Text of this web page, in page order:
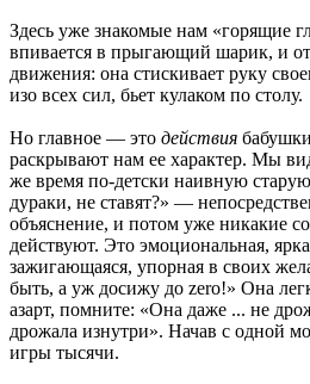
Здесь уже знакомые нам «горящие
впивается в прыгающий шарик, и
движения: она стискивает руку
изо всех сил, бьет кулаком по столу.
Но главное — это действия
раскрывают нам ее характер. Мы
же время по-детски наивную
дураки, не ставят?» —
объяснение, и потом уже никакие
действуют. Это эмоциональная,
зажигающаяся, упорная в своих
быть, а уж досижу до zero!» Она
азарт, помните: «Она даже ... не
дрожала изнутри». Начав с одной
игры тысячи.